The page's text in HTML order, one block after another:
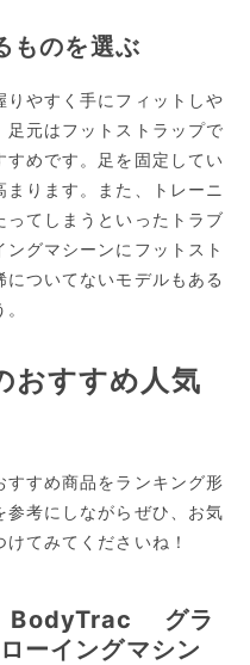
ものを選ぶ
りやすく手にフィットしや
元はフットストラップで
すめです。足を固定してい
ります。また、トレーニ
ってしまうといったトラブ
グマシーンにフットスト
ついてないモデルもある
おすすめ人気
すすめ商品をランキング形
考にしながらぜひ、お気
てみてくださいね！
グラ
ングマシン